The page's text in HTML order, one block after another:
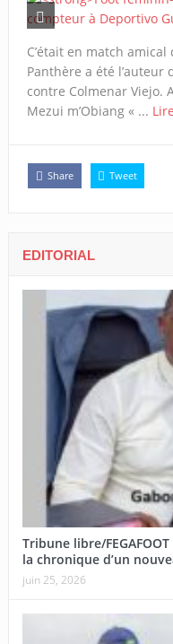
C’était en match
Panthère a été
contre Colmenar Viejo.
Mezui m’Obiang « ...
Share Tweet
EDITORIAL
Tribune libre/
la chronique d’un
juin 25, 2026